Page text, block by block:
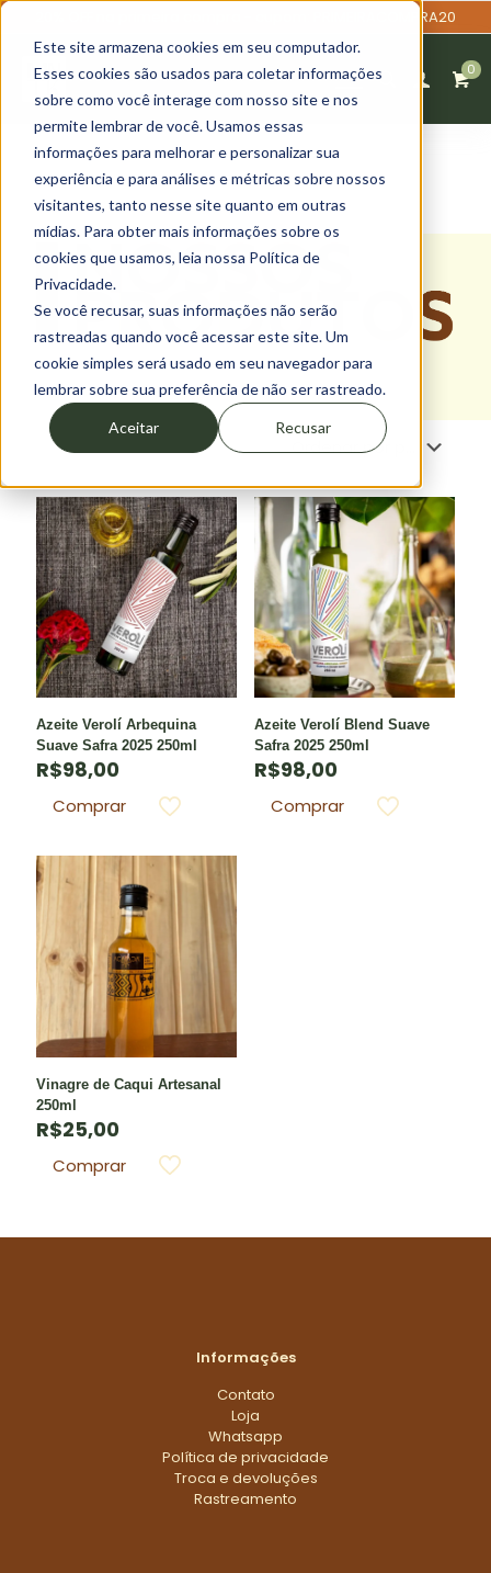
Este site armazena cookies em seu computador.
Esses cookies são usados para coletar informações
sobre como você interage com nosso site e nos
permite lembrar de você. Usamos essas
informações para melhorar e personalizar sua
experiência e para análises e métricas sobre nossos
visitantes, tanto nesse site quanto em outras
mídias. Para obter mais informações sobre os
cookies que usamos, leia nossa Política de
Privacidade.
Se você recusar, suas informações não serão
rastreadas quando você acessar este site. Um
cookie simples será usado em seu navegador para
lembrar sobre sua preferência de não ser rastreado.
Aceitar Recusar
20% OFF na primeira compra - cupom: PRIMEIRACOMPRA20
0
Loja Mantiká - Nossos
produtos
Azeite Verolí Arbequina
Suave Safra 2025 250ml
R$98,00
Comprar
Azeite Verolí Blend Suave
Safra 2025 250ml
R$98,00
Comprar
Vinagre de Caqui Artesanal
250ml
R$25,00
Comprar
Informações
Contato
Loja
Whatsapp
Política de privacidade
Troca e devoluções
Rastreamento